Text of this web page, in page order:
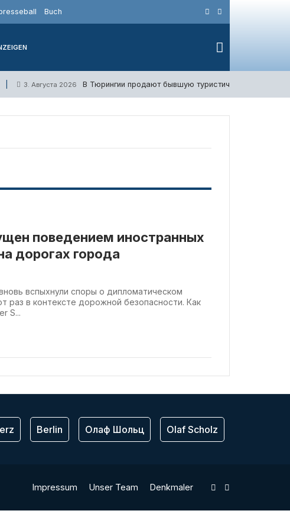
Buch
3. Августа 2026 В Тюрингии продают бывшую туристическую
поведением иностранных
дорогах города
вспыхнули споры о дипломатическом
раз в контексте дорожной безопасности. Как
S...
Berlin Олаф Шольц Olaf Scholz
Impressum Unser Team Denkmaler